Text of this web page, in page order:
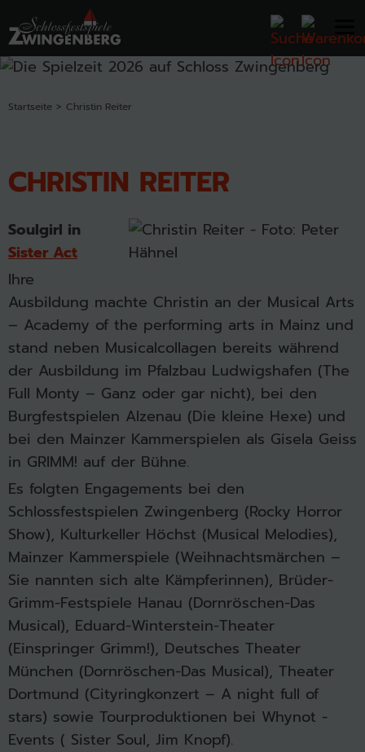
Startseite Christin Reiter
CHRISTIN REITER
Soulgirl in
Sister Act
Ihre
Ausbildung machte Christin an der Musical Arts
– Academy of the performing arts in Mainz und
stand neben Musicalcollagen bereits während
der Ausbildung im Pfalzbau Ludwigshafen (The
Full Monty – Ganz oder gar nicht), bei den
Burgfestspielen Alzenau (Die kleine Hexe) und
bei den Mainzer Kammerspielen als Gisela Geiss
in GRIMM! auf der Bühne.
Es folgten Engagements bei den
Schlossfestspielen Zwingenberg (Rocky Horror
Show), Kulturkeller Höchst (Musical Melodies),
Mainzer Kammerspiele (Weihnachtsmärchen –
Sie nannten sich alte Kämpferinnen), Brüder-
Grimm-Festspiele Hanau (Dornröschen-Das
Musical), Eduard-Winterstein-Theater
(Einspringer Grimm!), Deutsches Theater
München (Dornröschen-Das Musical), Theater
Dortmund (Cityringkonzert – A night full of
stars) sowie Tourproduktionen bei Whynot -
Events ( Sister Soul, Jim Knopf).